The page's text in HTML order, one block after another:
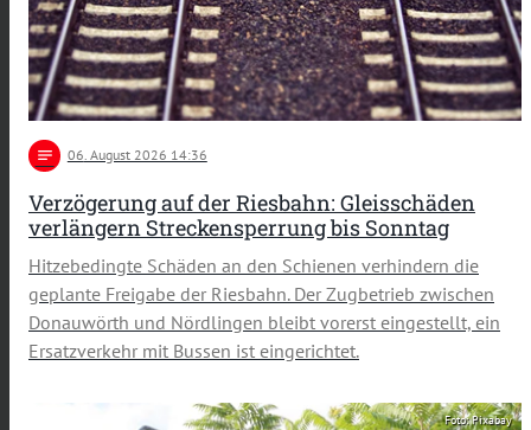
notes 06. August 2026 14:36
Verzögerung auf der Riesbahn: Gleisschäden
verlängern Streckensperrung bis Sonntag
Hitzebedingte Schäden an den Schienen verhindern die
geplante Freigabe der Riesbahn. Der Zugbetrieb zwischen
Donauwörth und Nördlingen bleibt vorerst eingestellt, ein
Ersatzverkehr mit Bussen ist eingerichtet.
Foto: Pixabay